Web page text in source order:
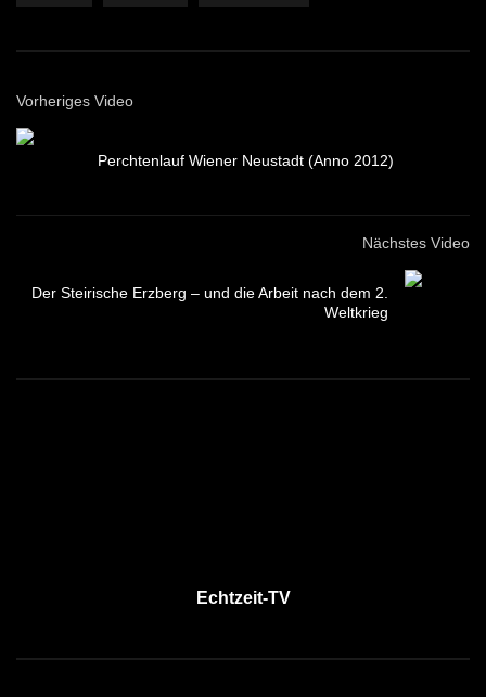
Vorheriges Video
Perchtenlauf Wiener Neustadt (Anno 2012)
Nächstes Video
Der Steirische Erzberg – und die Arbeit nach dem 2.
Weltkrieg
Echtzeit-TV